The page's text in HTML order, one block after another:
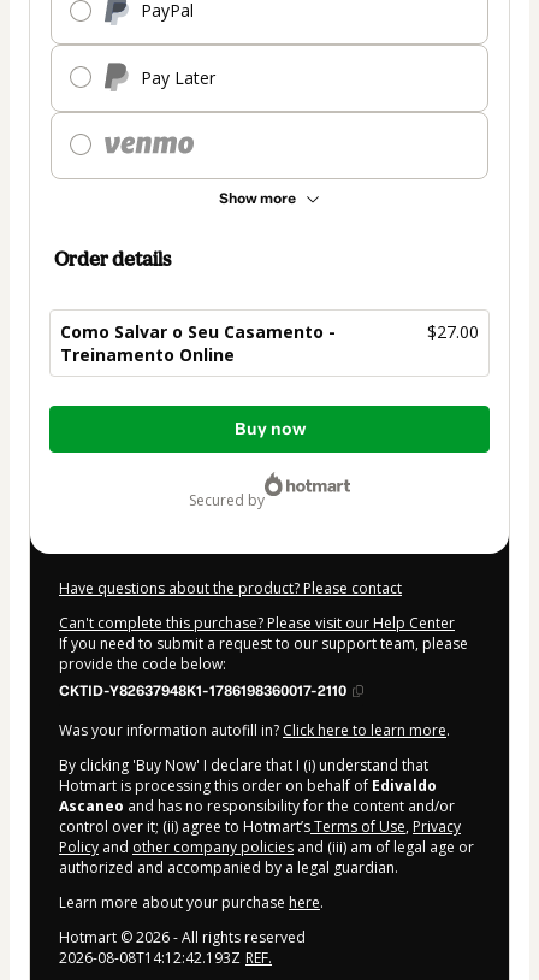
PayPal
Pay Later
Show more
Order details
Como Salvar o Seu Casamento -
Treinamento Online
$27.00
Total
Buy now
secured by
Have questions about the product? Please contact
Can't complete this purchase? Please visit our Help Center
If you need to submit a request to our support team, please
provide the code below:
CKTID-Y82637948K1-1786198360017-2110
Was your information autofill in? Click here to learn more.
By clicking 'Buy Now' I declare that I (i) understand that
Hotmart is processing this order on behalf of Edivaldo
Ascaneo and has no responsibility for the content and/or
control over it; (ii) agree to Hotmart’sTerms of Use, Privacy
Policy and other company policies and (iii) am of legal age or
authorized and accompanied by a legal guardian.
Learn more about your purchase here.
Hotmart ©2026- All rights reserved
2026-08-08T14:12:42.193Z REF.